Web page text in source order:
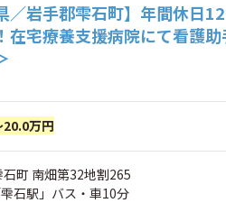
／岩手郡雫石町】年間休日
在宅療養支援病院にて看護助
万円
町 南畑第32地割265
石駅」バス・車10分